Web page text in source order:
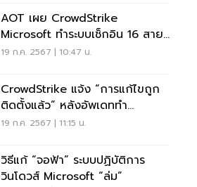
AOT เผย CrowdStrike
Microsoft ทำระบบเช็กอิน 16 สาย
การบินล่ม
19 ก.ค. 2567 | 10:47 น.
CrowdStrike แจ้ง “การแก้ไขถูก
ติดตั้งแล้ว” หลังอัพเดททำ
Windows ล่ม
19 ก.ค. 2567 | 11:15 น.
วิธีแก้ “จอฟ้า” ระบบปฏิบัติการ
วินโดวส์ Microsoft “ล่ม”